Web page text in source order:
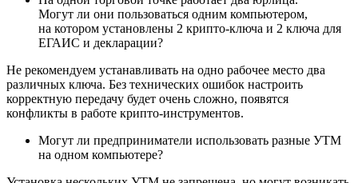
Могут ли они пользоваться одним компьютером,
на котором установлены 2 крипто-ключа и 2 ключа для
ЕГАИС и декларации?
Не рекомендуем устанавливать на одно рабочее место два
различных ключа. Без технических ошибок настроить
корректную передачу будет очень сложно, появятся
конфликты в работе крипто-инструментов.
Могут ли предприниматели использовать разные УТМ
на одном компьютере?